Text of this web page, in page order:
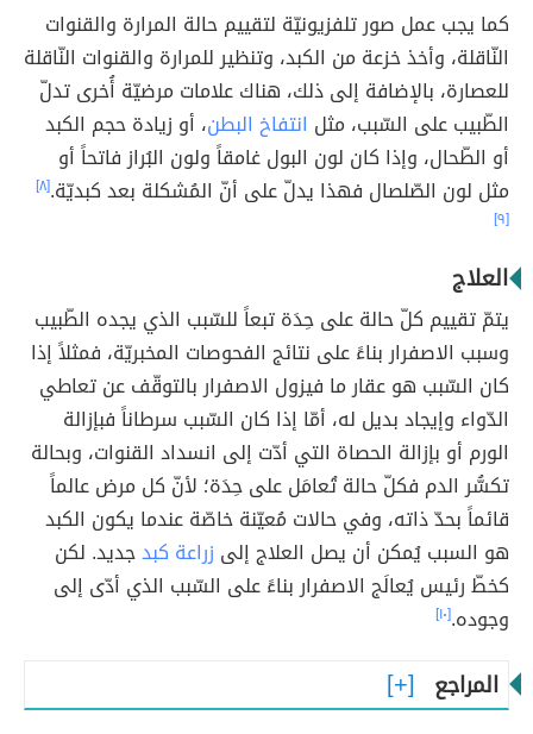
كما يجب عمل صور تلفزيونيّة لتقييم حالة المرارة والقنوات
النّاقلة، وأخذ خزعة من الكبد، وتنظير للمرارة والقنوات النّاقلة
للعصارة، بالإضافة إلى ذلك، هناك علامات مرضيّة أُخرى تدلّ
الطّبيب على السّبب، مثل انتفاخ البطن، أو زيادة حجم الكبد
أو الطّحال، وإذا كان لون البول غامقاً ولون البُراز فاتحاً أو
مثل لون الصّلصال فهذا يدلّ على أنّ المُشكلة بعد كبديّة.[٨]
[٩]
العلاج
يتمّ تقييم كلّ حالة على حِدَة تبعاً للسّبب الذي يجده الطّبيب
وسبب الاصفرار بناءً على نتائج الفحوصات المخبريّة، فمثلاً إذا
كان السّبب هو عقار ما فيزول الاصفرار بالتوقّف عن تعاطي
الدّواء وإيجاد بديل له، أمّا إذا كان السّبب سرطاناً فبإزالة
الورم أو بإزالة الحصاة التي أدّت إلى انسداد القنوات، وبحالة
تكسُّر الدم فكلّ حالة تُعامَل على حِدَة؛ لأنّ كل مرض عالماً
قائماً بحدّ ذاته، وفي حالات مُعيّنة خاصّة عندما يكون الكبد
هو السبب يُمكن أن يصل العلاج إلى زراعة كبدجديد. لكن
كخطّ رئيس يُعالَج الاصفرار بناءً على السّبب الذي أدّى إلى
وجوده.[١٠]
المراجع